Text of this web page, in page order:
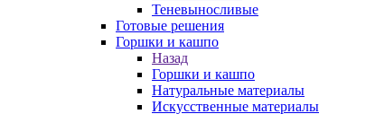
Теневыносливые
Готовые решения
Горшки и кашпо
Назад
Горшки и кашпо
Натуральные материалы
Искусственные материалы